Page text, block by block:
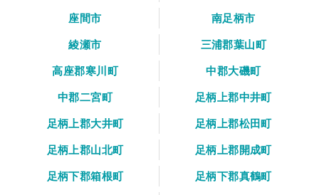
座間市
南足柄市
綾瀬市
三浦郡葉山町
高座郡寒川町
中郡大磯町
中郡二宮町
足柄上郡中井町
足柄上郡大井町
足柄上郡松田町
足柄上郡山北町
足柄上郡開成町
足柄下郡箱根町
足柄下郡真鶴町